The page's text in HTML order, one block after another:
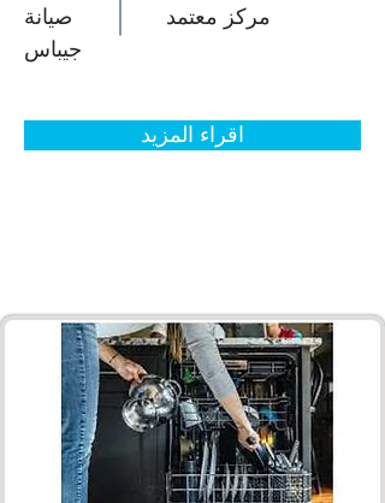
صيانة
جيباس
مركز معتمد
اقراء المزيد